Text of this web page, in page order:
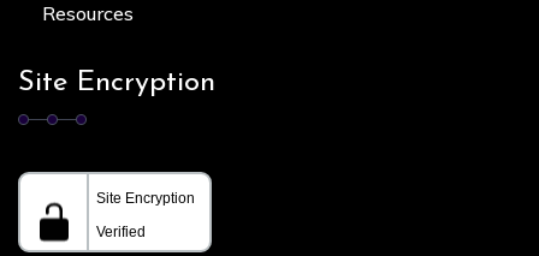
Resources
Site Encryption